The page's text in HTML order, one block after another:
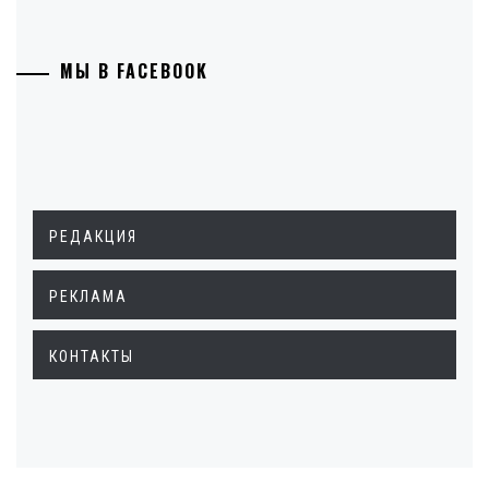
МЫ В FACEBOOK
РЕДАКЦИЯ
РЕКЛАМА
КОНТАКТЫ